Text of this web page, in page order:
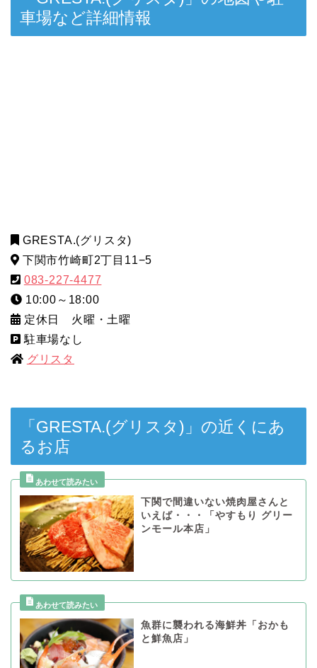
車場など詳細情報
GRESTA.(グリスタ)
下関市竹崎町2丁目11−5
083-227-4477
10:00～18:00
定休日 火曜・土曜
駐車場なし
グリスタ
「GRESTA.(グリスタ)」の近くにあ
るお店
下関で間違いない焼肉屋さんと
いえば・・・「やすもり グリー
ンモール本店」
魚群に襲われる海鮮丼「おかも
と鮮魚店」